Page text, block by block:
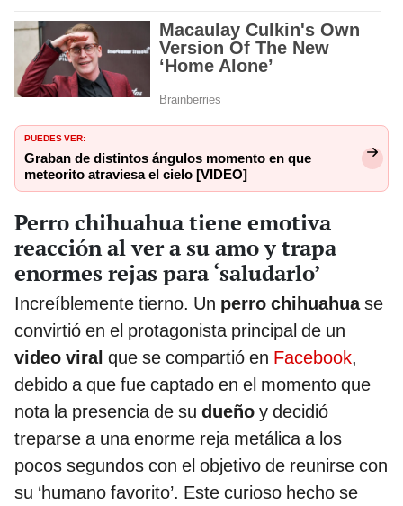
PUEDES VER:
Graban de distintos ángulos momento en que
meteorito atraviesa el cielo [VIDEO]
Perro chihuahua tiene emotiva
reacción al ver a su amo y trapa
enormes rejas para ‘saludarlo’
Increíblemente tierno. Un perro chihuahuase
convirtió en el protagonista principal de un
video viral que se compartió en Facebook,
debido a que fue captado en el momento que
nota la presencia de su dueño y decidió
treparse a una enorme reja metálica a los
pocos segundos con el objetivo de reunirse con
su ‘humano favorito’. Este curioso hecho se